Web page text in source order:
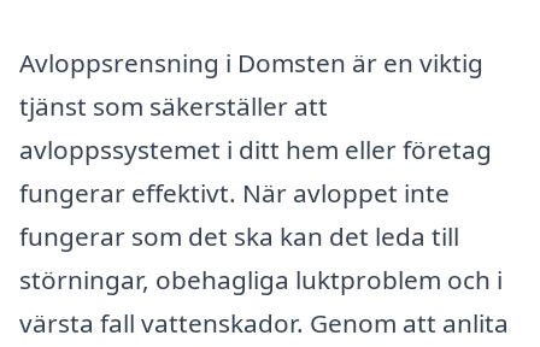
Avloppsrensning i Domsten är en viktig
tjänst som säkerställer att
avloppssystemet i ditt hem eller företag
fungerar effektivt. När avloppet inte
fungerar som det ska kan det leda till
störningar, obehagliga luktproblem och i
värsta fall vattenskador. Genom att anlita